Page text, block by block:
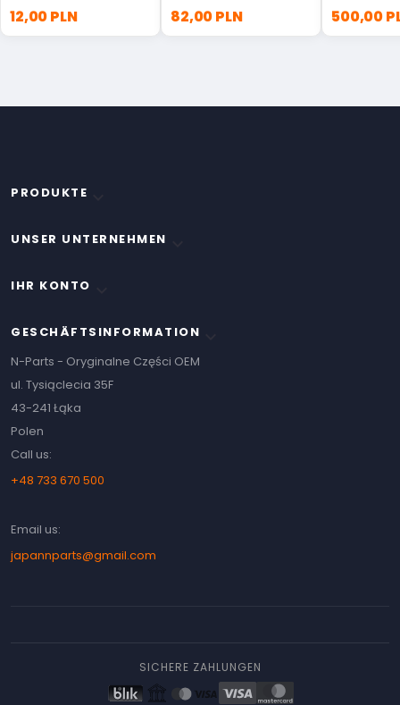
12,00 PLN
24432-84041
82,00 PLN 500,00
PRODUKTE
UNSER UNTERNEHMEN
IHR KONTO
GESCHÄFTSINFORMATION
N-Parts - Oryginalne Części OEM
ul. Tysiąclecia 35F
43-241 Łąka
Polen
Call us:
+48 733 670 500
Email us:
japannparts@gmail.com
SICHERE ZAHLUNGEN